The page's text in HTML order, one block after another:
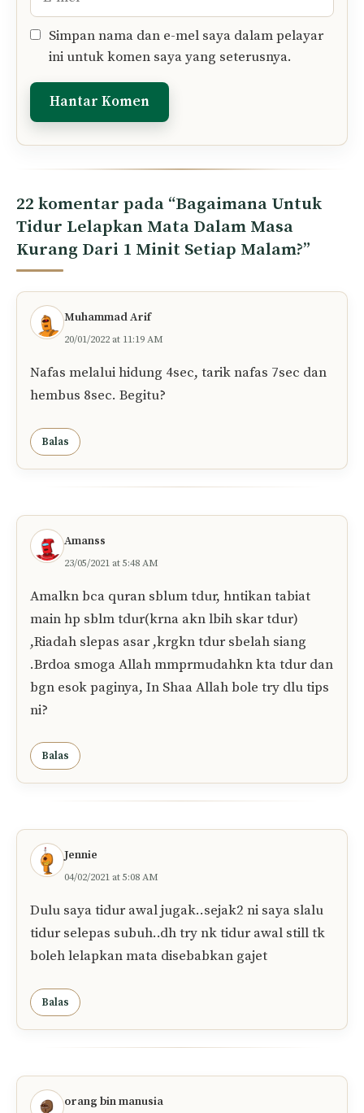
mel
Simpan nama dan e-mel saya dalam pelayar
ini untuk komen saya yang seterusnya.
22 komentar pada “Bagaimana Untuk
Tidur Lelapkan Mata Dalam Masa
Kurang Dari 1 Minit Setiap Malam?”
Muhammad Arif
20/01/2022 at 11:19 AM
Nafas melalui hidung 4sec, tarik nafas 7sec dan
hembus 8sec. Begitu?
Balas
Amanss
23/05/2021 at 5:48 AM
Amalkn bca quran sblum tdur, hntikan tabiat
main hp sblm tdur(krna akn lbih skar tdur)
,Riadah slepas asar ,krgkn tdur sbelah siang
.Brdoa smoga Allah mmprmudahkn kta tdur dan
bgn esok paginya, In Shaa Allah bole try dlu tips
ni?
Balas
Jennie
04/02/2021 at 5:08 AM
Dulu saya tidur awal jugak..sejak2 ni saya slalu
tidur selepas subuh..dh try nk tidur awal still tk
boleh lelapkan mata disebabkan gajet
Balas
orang bin manusia